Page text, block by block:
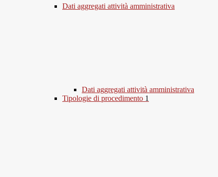
Dati aggregati attività amministrativa
Dati aggregati attività amministrativa
Tipologie di procedimento 1